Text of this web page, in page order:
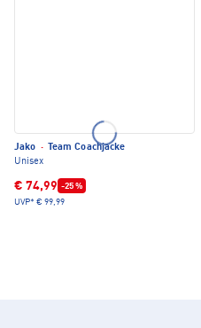
Jako ·
Team Coachjacke
Unisex
€ 74,99 -25 %
UVP* € 99,99